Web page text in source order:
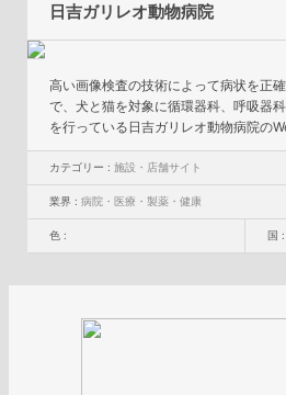
日吉ガリレオ動物病院
高い画像検査の技術によって病状を正
で、犬と猫を対象に循環器科、呼吸器
を行っている日吉ガリレオ動物病院の
カテゴリー :施設・店舗サイト
業界 :病院・医療・製薬・健康
色 : 国 :